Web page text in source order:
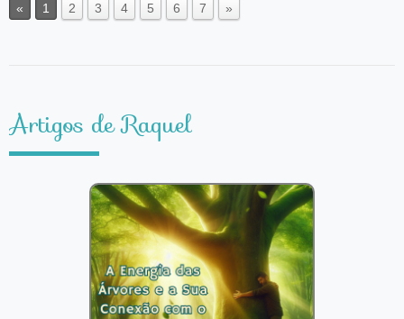
« 1 2 3 4 5 6 7 »
Artigos de Raquel